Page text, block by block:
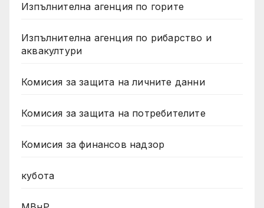
Изпълнителна агенция по горите
Изпълнителна агенция по рибарство и
аквакултури
Комисия за защита на личните данни
Комисия за защита на потребителите
Комисия за финансов надзор
кубота